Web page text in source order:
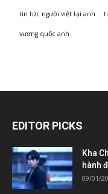
tin tức người việt tại anh
vương quốc anh
EDITOR PICKS
Kha
hành
09/01/